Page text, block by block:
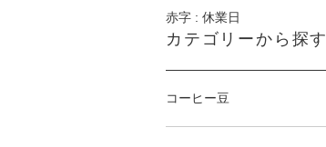
赤字 : 休業日
カテゴリーから探す
コーヒー豆